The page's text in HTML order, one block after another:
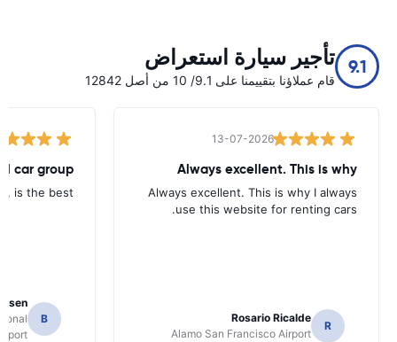
9.1 تأجير سيارة استعراض
قام عملاؤنا بتقييمنا على 9.1/ 10 من أصل 12842
13-07-2026
Always excellent. This is why
Always excellent. This is why I always
use this website for renting cars.
R
Rosario Ricalde
Alamo San Francisco Airport
car group
is the best.
B